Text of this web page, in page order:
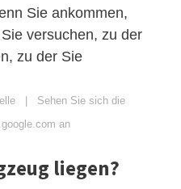
Sie ankommen,
versuchen, zu der
zu der Sie
| Sehen Sie sich die
an
liegen?